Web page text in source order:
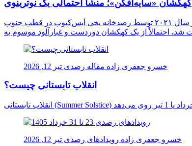
کهکشان «سایه‌افکن»؛ منشأ احتمالی یک نوترینوی
دانشمندان برای نخستین بار ممکن است منشأ یک نوترینوی فوق‌العاده پرانرژی را در اعماق کیهان شناسایی کرده باشند. این ذره اسرارآمیز که در سال ۲۰۲۱ توسط رصدخانه یخی آیس‌کیوب در قطب جنوب
خسرو جعفری زاده مقاله رصدی تیر 12, 2026
انقلاب تابستانی چیست؟
خسرو جعفری زاده رویدادهای رصدی تیر 12, 2026